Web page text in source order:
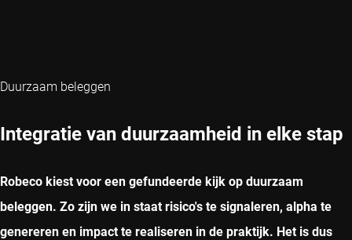
Duurzaam beleggen
Integratie van duurzaamheid in elke stap
Robeco kiest voor een gefundeerde kijk op duurzaam
beleggen. Zo zijn we in staat risico's te signaleren, alpha te
genereren en impact te realiseren in de praktijk. Het is dus